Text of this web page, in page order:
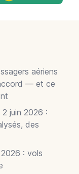
aériens
— et ce
juin 2026 :
des
: vols